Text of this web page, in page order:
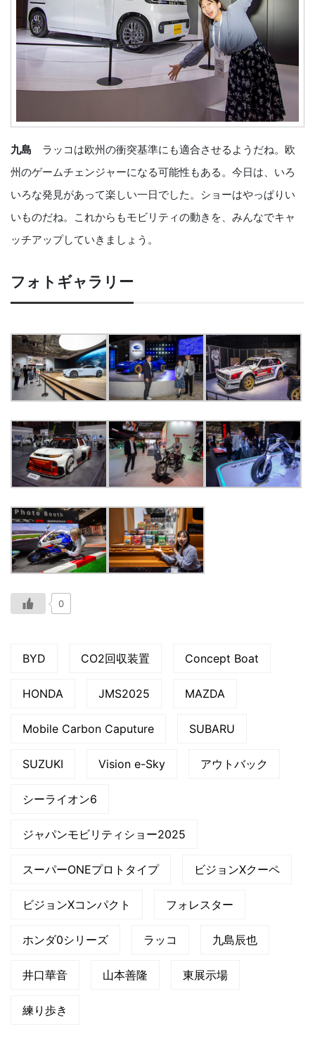
九島 ラッコは欧州の衝突基準にも適合させるようだね。欧
州のゲームチェンジャーになる可能性もある。今日は、いろ
いろな発見があって楽しい一日でした。ショーはやっぱりい
いものだね。これからもモビリティの動きを、みんなでキャ
ッチアップしていきましょう。
フォトギャラリー
0
BYD CO2回収装置 Concept Boat
HONDA JMS2025 MAZDA
Mobile Carbon Caputure SUBARU
SUZUKI Vision e-Sky アウトバック
シーライオン6
ジャパンモビリティショー2025
スーパーONEプロトタイプ ビジョンXクーペ
ビジョンXコンパクト フォレスター
ホンダ0シリーズ ラッコ 九島辰也
井口華音 山本善隆 東展示場
練り歩き